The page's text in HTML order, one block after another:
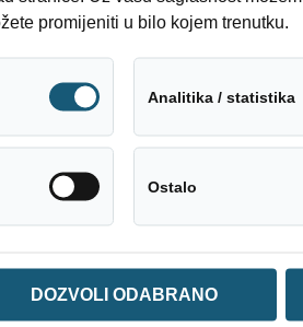
promijeniti u bilo kojem trenutku.
Tehnički neophodniAnalitika / statistika
Društveni medijiOstalo
DOZVOLI ODABRANO